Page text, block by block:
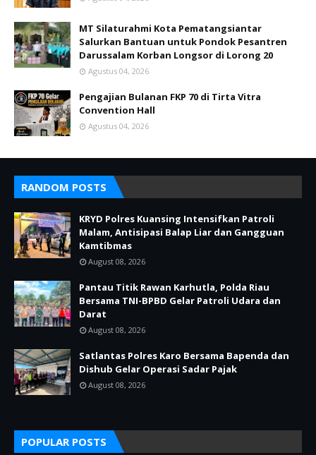
MT Silaturahmi Kota Pematangsiantar
Salurkan Bantuan untuk Pondok Pesantren
Darussalam Korban Longsor di Lorong 20
Agustus 04, 2026
Pengajian Bulanan FKP 70 di Tirta Vitra
Convention Hall
Agustus 04, 2026
RANDOM POSTS
KRYD Polres Kuansing Intensifkan Patroli
Malam, Antisipasi Balap Liar dan Gangguan
Kamtibmas
August 08, 2026
Pantau Titik Rawan Karhutla, Polda Riau
Bersama TNI-BPBD Gelar Patroli Udara dan
Darat
August 08, 2026
Satlantas Polres Karo Bersama Bapenda dan
Dishub Gelar Operasi Sadar Pajak
August 08, 2026
POPULAR POSTS